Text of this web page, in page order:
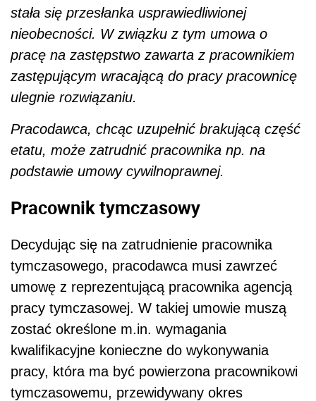
stała się przesłanka usprawiedliwionej
nieobecności. W związku z tym umowa o
pracę na zastępstwo zawarta z pracownikiem
zastępującym wracającą do pracy pracownicę
ulegnie rozwiązaniu.
Pracodawca, chcąc uzupełnić brakującą część
etatu, może zatrudnić pracownika np. na
podstawie umowy cywilnoprawnej.
Pracownik tymczasowy
Decydując się na zatrudnienie pracownika
tymczasowego, pracodawca musi zawrzeć
umowę z reprezentującą pracownika agencją
pracy tymczasowej. W takiej umowie muszą
zostać określone m.in. wymagania
kwalifikacyjne konieczne do wykonywania
pracy, która ma być powierzona pracownikowi
tymczasowemu, przewidywany okres